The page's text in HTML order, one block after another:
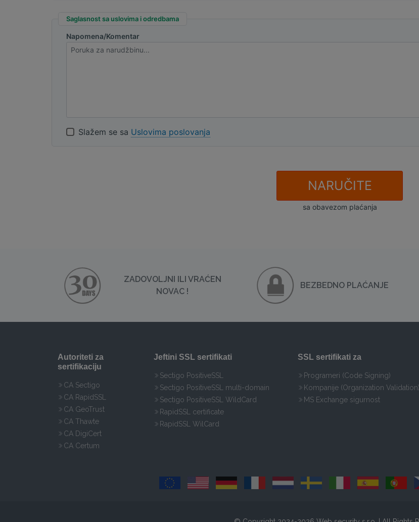
Saglasnost sa uslovima i odredbama
Napomena/Komentar
Slažem se sa Uslovima poslovanja
NARUČITE
sa obavezom plaćanja
ZADOVOLJNI ILI VRAĆEN
NOVAC !
BEZBEDNO PLAĆANJE
Autoriteti za
sertifikaciju
CA Sectigo
CA RapidSSL
CA GeoTrust
CA Thawte
CA DigiCert
CA Certum
Jeftini SSL sertifikati
Sectigo PositiveSSL
Sectigo PositiveSSL multi-domain
Sectigo PositiveSSL WildCard
RapidSSL certificate
RapidSSL WilCard
SSL sertifikati za
Programeri (Code Signing)
Kompanije (Organization Validation)
MS Exchange sigurnost